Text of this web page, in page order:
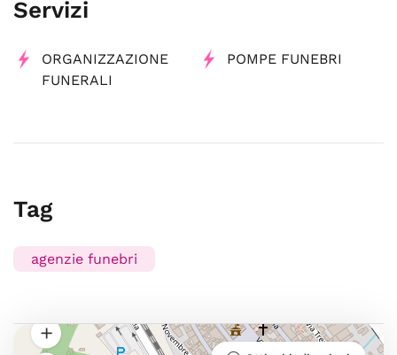
Servizi
ORGANIZZAZIONE
FUNERALI
POMPE FUNEBRI
Tag
agenzie funebri